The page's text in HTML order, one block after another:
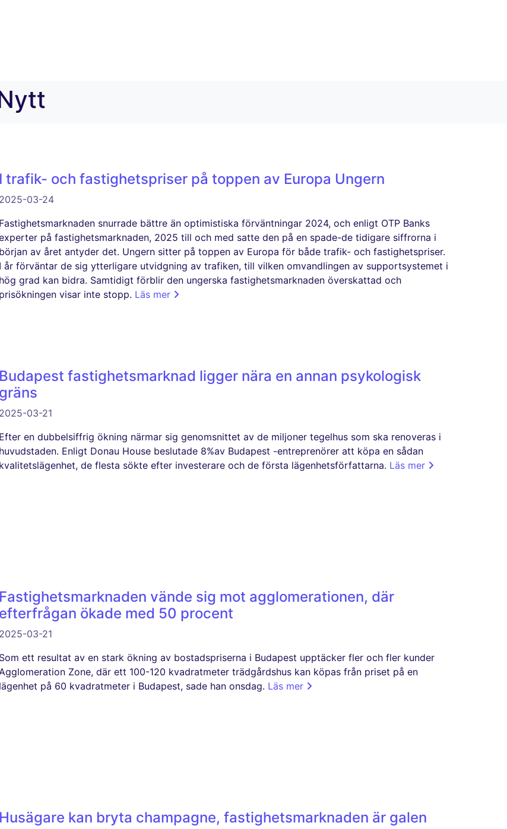
I trafik- och fastighetspriser på toppen av Europa Ungern
2025-03-24
Fastighetsmarknaden snurrade bättre än optimistiska förväntningar 2024, och enligt OTP Banks
på fastighetsmarknaden, 2025 till och med satte den på en spade-de tidigare siffrorna i
början av året antyder det. Ungern sitter på toppen av Europa för både trafik- och fastighetspriser.
I år förväntar de sig ytterligare utvidgning av trafiken, till vilken omvandlingen av supportsystemet i
hög grad kan bidra. Samtidigt förblir den ungerska fastighetsmarknaden överskattad och
prisökningen visar inte stopp. Läs mer
Budapest fastighetsmarknad ligger nära en annan psykologisk
gräns
2025-03-21
Efter en dubbelsiffrig ökning närmar sig genomsnittet av de miljoner tegelhus som ska renoveras i
huvudstaden. Enligt Donau House beslutade 8%av Budapest -entreprenörer att köpa en sådan
kvalitetslägenhet, de flesta sökte efter investerare och de första lägenhetsförfattarna. Läs mer
Fastighetsmarknaden vände sig mot agglomerationen, där
efterfrågan ökade med 50 procent
2025-03-21
Som ett resultat av en stark ökning av bostadspriserna i Budapest upptäcker fler och fler kunder
Agglomeration Zone, där ett 100-120 kvadratmeter trädgårdshus kan köpas från priset på en
lägenhet på 60 kvadratmeter i Budapest, sade han onsdag. Läs mer
Husägare kan bryta champagne, fastighetsmarknaden är galen